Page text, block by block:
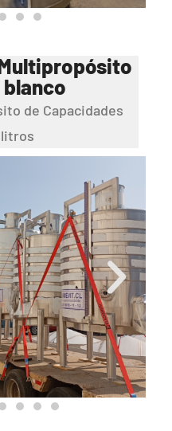
de Capacidades
litros